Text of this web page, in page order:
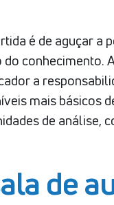
é de aguçar a
conhecimento.
a
mais básicos
de análise,
de